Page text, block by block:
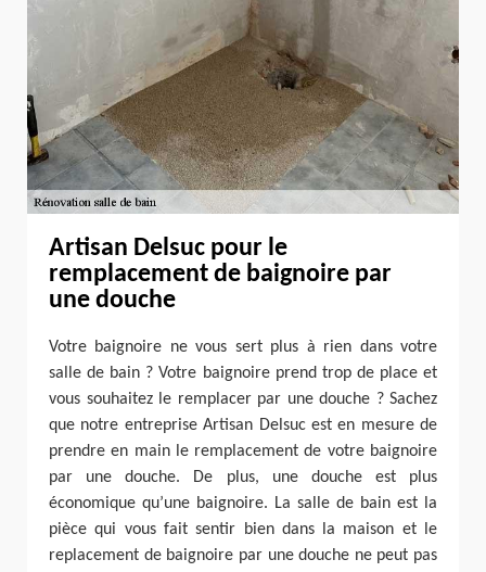
Artisan Delsuc pour le
remplacement de baignoire par
une douche
Votre baignoire ne vous sert plus à rien dans votre
salle de bain ? Votre baignoire prend trop de place et
vous souhaitez le remplacer par une douche ? Sachez
que notre entreprise Artisan Delsuc est en mesure de
prendre en main le remplacement de votre baignoire
par une douche. De plus, une douche est plus
économique qu’une baignoire. La salle de bain est la
pièce qui vous fait sentir bien dans la maison et le
replacement de baignoire par une douche ne peut pas